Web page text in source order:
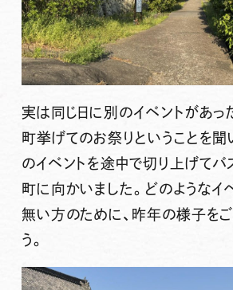
実は同じ日に別のイベントがあっ
町挙げてのお祭りということを聞
のイベントを途中で切り上げて
町に向かいました。どのようなイ
無い方のために、昨年の様子をご
う。